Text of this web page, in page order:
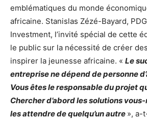
emblématiques du monde
africaine. Stanislas Zézé-Bayard,
Investment, l’invité spécial de cette
le public sur la nécessité de créer
inspirer la jeunesse africaine. « Le
entreprise ne dépend de personne
Vous êtes le responsable du projet
Chercher d’abord les solutions
les attendre de quelqu’un autre », a-